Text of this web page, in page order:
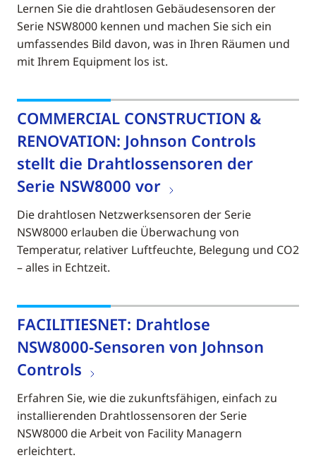
Lernen Sie die drahtlosen Gebäudesensoren der
Serie NSW8000 kennen und machen Sie sich ein
umfassendes Bild davon, was in Ihren Räumen und
mit Ihrem Equipment los ist.
COMMERCIAL CONSTRUCTION &
RENOVATION: Johnson Controls
stellt die Drahtlossensoren der
Serie NSW8000 vor
Die drahtlosen Netzwerksensoren der Serie
NSW8000 erlauben die Überwachung von
Temperatur, relativer Luftfeuchte, Belegung und CO2
– alles in Echtzeit.
FACILITIESNET: Drahtlose
NSW8000-Sensoren von Johnson
Controls
Erfahren Sie, wie die zukunftsfähigen, einfach zu
installierenden Drahtlossensoren der Serie
NSW8000 die Arbeit von Facility Managern
erleichtert.